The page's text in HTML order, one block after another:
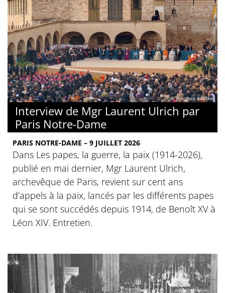
© Stephan Kölliker
Interview de Mgr Laurent Ulrich par
Paris Notre-Dame
PARIS NOTRE-DAME – 9 JUILLET 2026
Dans Les papes, la guerre, la paix (1914-2026),
publié en mai dernier, Mgr Laurent Ulrich,
archevêque de Paris, revient sur cent ans
d’appels à la paix, lancés par les différents papes
qui se sont succédés depuis 1914, de Benoît XV à
Léon XIV. Entretien.